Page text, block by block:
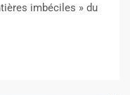
imbéciles » du